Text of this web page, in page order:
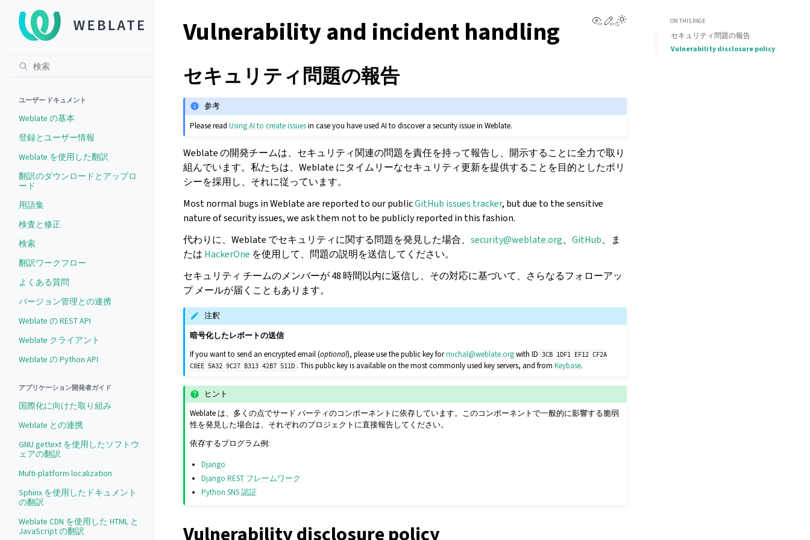
ユーザー ドキュメント
Weblate の基本
登録とユーザー情報
Weblate を使用した翻訳
翻訳のダウンロードとアップロ
ード
用語集
検査と修正
検索
翻訳ワークフロー
よくある質問
バージョン管理との連携
Weblate の REST API
Weblate クライアント
Weblate の Python API
アプリケーション開発者ガイド
国際化に向けた取り組み
Weblate との連携
GNU gettext を使用したソフトウ
ェアの翻訳
Multi-platform localization
Sphinx を使用したドキュメント
の翻訳
Weblate CDN を使用した HTML と
JavaScript の翻訳
View this page
Edit this page
Toggle Light / Dark / Auto color theme
Vulnerability and incident handling
セキュリティ問題の報告
参考
Please readUsing AI to create issuesin case you have used AI to discover a security issue in Weblate.
Weblate の開発チームは、セキュリティ関連の問題を責任を持って報告し、開示することに全力で取り
組んでいます。私たちは、Weblate にタイムリーなセキュリティ更新を提供することを目的としたポリ
シーを採用し、それに従っています。
Most normal bugs in Weblate are reported to our publicGitHub issues tracker, but due to the sensitive
nature of security issues, we ask them not to be publicly reported in this fashion.
代わりに、Weblate でセキュリティに関する問題を発見した場合、 security@weblate.org、 GitHub、ま
たは HackerOne を使用して、問題の説明を送信してください。
セキュリティ チームのメンバーが 48 時間以内に返信し、その対応に基づいて、さらなるフォローアッ
プ メールが届くこともあります。
注釈
暗号化したレポートの送信
If you want to send an encrypted email (optional), please use the public key formichal@weblate.orgwith ID 3CB 1DF1 EF12 CF2A
C0EE 5A32 9C27 B313 42B7 511D . This public key is available on the most commonly used key servers, and fromKeybase.
ヒント
Weblate は、多くの点でサード パーティのコンポーネントに依存しています。このコンポーネントで一般的に影響する脆弱
性を発見した場合は、それぞれのプロジェクトに直接報告してください。
依存するプログラム例:
Django
Django REST フレームワーク
Python SNS 認証
Vulnerability disclosure policy
ON THIS PAGE
セキュリティ問題の報告
Vulnerability disclosure policy